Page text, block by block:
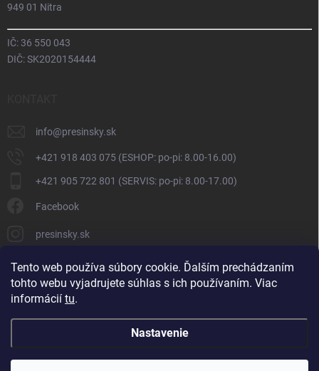
Tento web používa súbory cookie. Ďalším prechádzaním
tohto webu vyjadrujete súhlas s ich používaním. Viac
informácií tu.
Nastavenie
949 01 Nitra
IČ: 36 550 043
DIČ: SK2020154444
info@presinsky.sk
+421 918 403 075 (ESHOP: po-pi: 8.00-16.00)
+421 905 722 801 (SERVIS: po-pi: 8.00-17.00)
Facebook
presinsky.sk
Copyright 2026Presinsky.sk. Všetky práva vyhradené.